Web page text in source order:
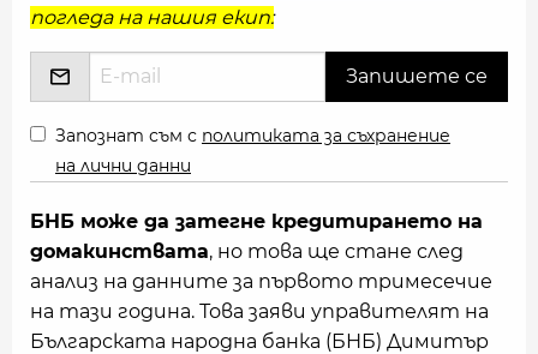
погледа на нашия екип:
Запознат съм с политиката за съхранение
на лични данни
БНБ може да затегне кредитирането на
домакинствата, но това ще стане след
анализ на данните за първото тримесечие
на тази година. Това заяви управителят на
Българската народна банка (БНБ) Димитър